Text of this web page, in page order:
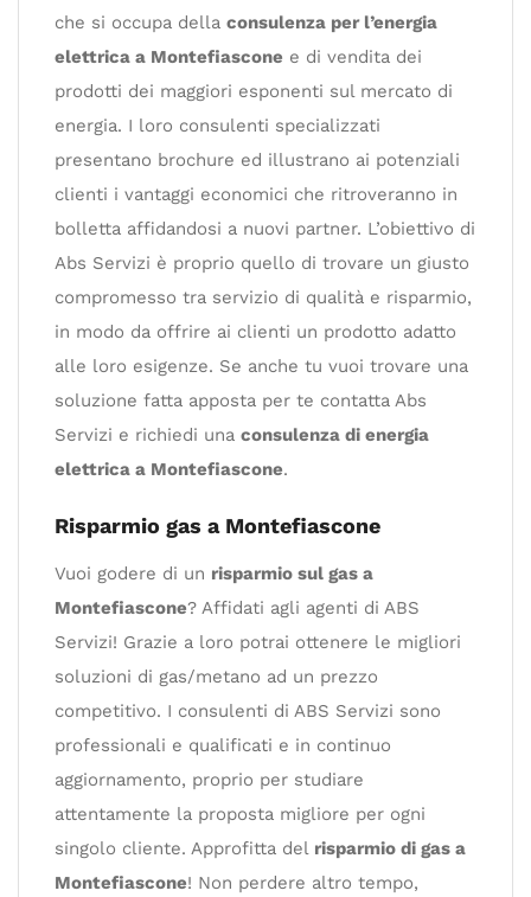
che si occupa della consulenza per l’energia
elettrica a Montefiascone e di vendita dei
prodotti dei maggiori esponenti sul mercato di
energia. I loro consulenti specializzati
presentano brochure ed illustrano ai potenziali
clienti i vantaggi economici che ritroveranno in
bolletta affidandosi a nuovi partner. L’obiettivo di
Abs Servizi è proprio quello di trovare un giusto
compromesso tra servizio di qualità e risparmio,
in modo da offrire ai clienti un prodotto adatto
alle loro esigenze. Se anche tu vuoi trovare una
soluzione fatta apposta per te contatta Abs
Servizi e richiedi una consulenza di energia
elettrica a Montefiascone.
Risparmio gas a Montefiascone
Vuoi godere di un risparmio sul gas a
Montefiascone? Affidati agli agenti di ABS
Servizi! Grazie a loro potrai ottenere le migliori
soluzioni di gas/metano ad un prezzo
competitivo. I consulenti di ABS Servizi sono
professionali e qualificati e in continuo
aggiornamento, proprio per studiare
attentamente la proposta migliore per ogni
singolo cliente. Approfitta del risparmio di gas a
Montefiascone! Non perdere altro tempo,